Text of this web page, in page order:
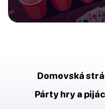
Domovská
Párty hry a